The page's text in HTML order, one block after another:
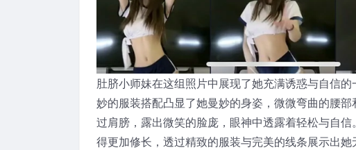
肚脐小师妹在这组照片中展现了她充满诱惑与自信
妙的服装搭配凸显了她曼妙的身姿，微微弯曲的腰
过肩膀，露出微笑的脸庞，眼神中透露着轻松与自
得更加修长，透过精致的服装与完美的线条展示出